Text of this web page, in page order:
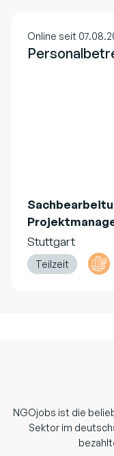
Online seit
Stuttgart
Teilzeit
NGOjobs ist die
Sektor im